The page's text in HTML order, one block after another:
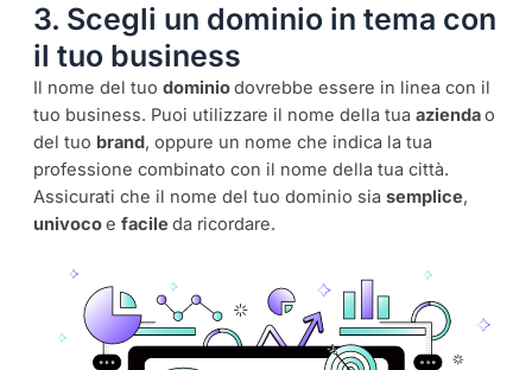
3. Scegli un dominio in tema con
il tuo business
Il nome del tuo dominiodovrebbe essere in linea con il
tuo business. Puoi utilizzare il nome della tua aziendao
del tuo brand, oppure un nome che indica la tua
professione combinato con il nome della tua città.
Assicurati che il nome del tuo dominio sia semplice,
univocoe facile da ricordare.